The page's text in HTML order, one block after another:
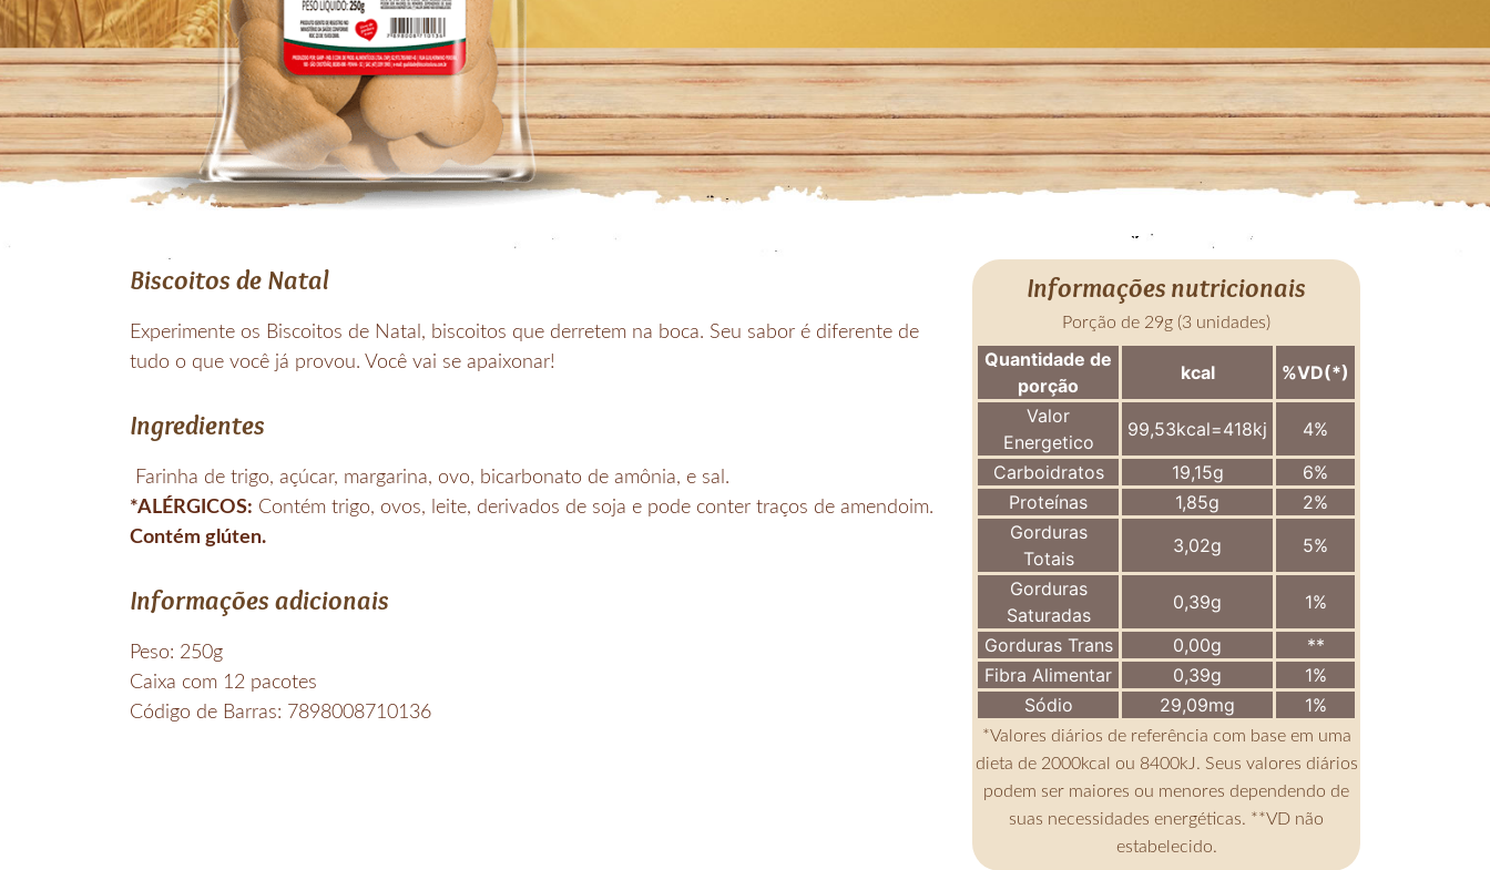
Biscoitos de Natal
Experimente os Biscoitos de Natal, biscoitos que derretem na boca. Seu sabor é diferente de
tudo o que você já provou. Você vai se apaixonar!
Ingredientes
Farinha de trigo, açúcar, margarina, ovo, bicarbonato de amônia, e sal.
*ALÉRGICOS: Contém trigo, ovos, leite, derivados de soja e pode conter traços de amendoim.
Contém glúten.
Informações adicionais
Peso: 250g
Caixa com 12 pacotes
Código de Barras: 7898008710136
Informações nutricionais
Porção de 29g (3 unidades)
Quantidade de
porção
kcal
%VD(*)
Valor
Energetico
99,53kcal=418kj
4%
Carboidratos
19,15g
6%
Proteínas
1,85g
2%
Gorduras
Totais
3,02g
5%
Gorduras
Saturadas
0,39g
1%
Gorduras Trans
0,00g
**
Fibra Alimentar
0,39g
1%
Sódio
29,09mg 1%
*Valores diários de referência com base em uma
dieta de 2000kcal ou 8400kJ. Seus valores diários
podem ser maiores ou menores dependendo de
suas necessidades energéticas. **VD não
estabelecido.